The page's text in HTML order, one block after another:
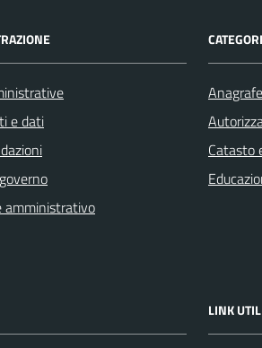
e dati
amministrativo
Catasto
LINK